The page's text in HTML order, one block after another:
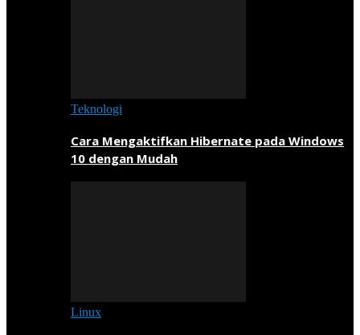
Teknologi
Cara Mengaktifkan Hibernate pada Windows
10 dengan Mudah
Linux